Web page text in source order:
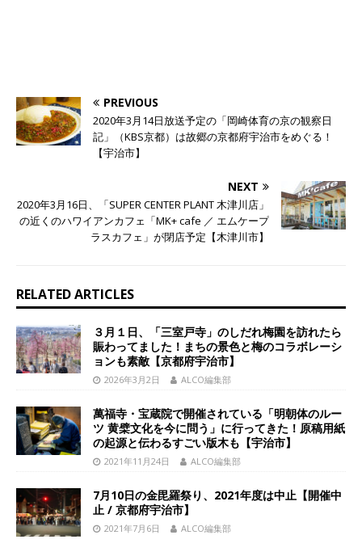
PREVIOUS
2020年3月14日放送予定の「岡崎体育の京の観察日
記」（KBS京都）は故郷の京都府宇治市をめぐる！
【宇治市】
NEXT
2020年3月16日、「SUPER CENTER PLANT 木津川店」
の近くのハワイアンカフェ「MK+ cafe ／ エムケープ
ラスカフェ」が閉店予定【木津川市】
RELATED ARTICLES
３月１日、「三室戸寺」のしだれ梅園を訪れたら
賑わってました！まちの景色と梅のコラボレーシ
ョンも素敵【京都府宇治市】
2026年3月2日 ALCO編集部
萬福寺・宝蔵院で開催されている「明朝体のルー
ツ 黄檗文化を今に問う」に行ってきた！原稿用紙
の起源と伝わるすごい版木も【宇治市】
2021年11月24日 ALCO編集部
7月10日の金毘羅祭り、2021年度は中止【開催中
止 / 京都府宇治市】
2021年7月6日 ALCO編集部